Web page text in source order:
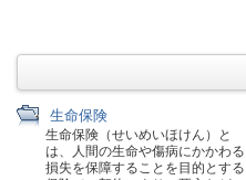
生命保険
生命保険（せいめいほけん）と
は、人間の生命や傷病にかかわる
損失を保障することを目的とする